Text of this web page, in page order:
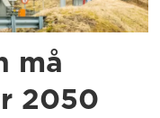
må
2050